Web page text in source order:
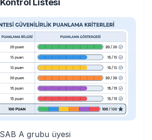
Listesi
A grubu üyesi